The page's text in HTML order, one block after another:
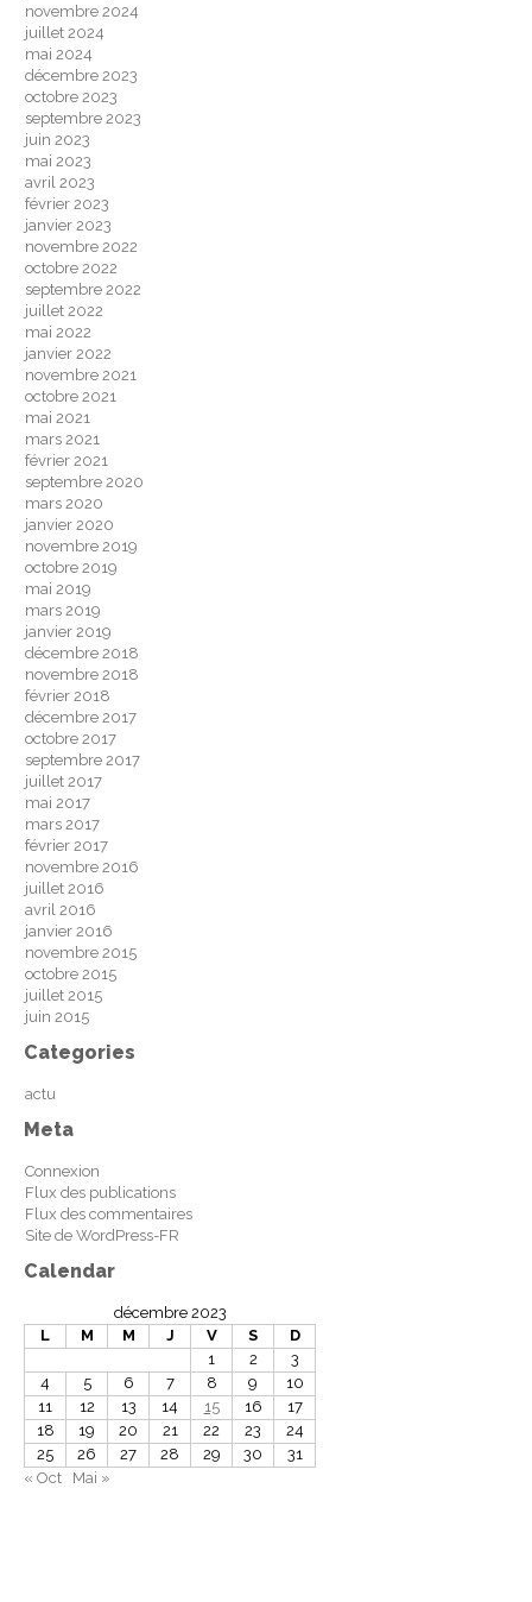
novembre 2024
juillet 2024
mai 2024
décembre 2023
octobre 2023
septembre 2023
juin 2023
mai 2023
avril 2023
février 2023
janvier 2023
novembre 2022
octobre 2022
septembre 2022
juillet 2022
mai 2022
janvier 2022
novembre 2021
octobre 2021
mai 2021
mars 2021
février 2021
septembre 2020
mars 2020
janvier 2020
novembre 2019
octobre 2019
mai 2019
mars 2019
janvier 2019
décembre 2018
novembre 2018
février 2018
décembre 2017
octobre 2017
septembre 2017
juillet 2017
mai 2017
mars 2017
février 2017
novembre 2016
juillet 2016
avril 2016
janvier 2016
novembre 2015
octobre 2015
juillet 2015
juin 2015
Categories
actu
Meta
Connexion
Flux des publications
Flux des commentaires
Site de WordPress-FR
Calendar
décembre 2023
L
M M J V S
D
1
2
3
4
5 6 7 8 9
10
11
12 13 14 15 16
17
18
19 20 21 22 23
24
25
26 27 28 29 30
31
« Oct
Mai »